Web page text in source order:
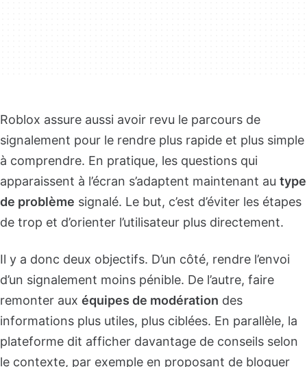
Roblox assure aussi avoir revu le parcours de
signalement pour le rendre plus rapide et plus simple
à comprendre. En pratique, les questions qui
apparaissent à l’écran s’adaptent maintenant au type
de problème signalé. Le but, c’est d’éviter les étapes
de trop et d’orienter l’utilisateur plus directement.
Il y a donc deux objectifs. D’un côté, rendre l’envoi
d’un signalement moins pénible. De l’autre, faire
remonter aux équipes de modération des
informations plus utiles, plus ciblées. En parallèle, la
plateforme dit afficher davantage de conseils selon
le contexte, par exemple en proposant de bloquer